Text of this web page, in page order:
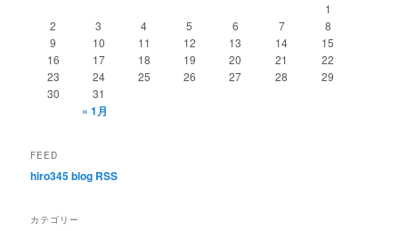
1
2
3 4 5 6 7
8
9
10 11 12 13 14
15
16
17 18 19 20 21
22
23
24 25 26 27 28
29
30
31
« 1月
FEED
hiro345 blog RSS
カテゴリー